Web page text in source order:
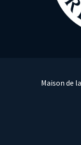
Maison de